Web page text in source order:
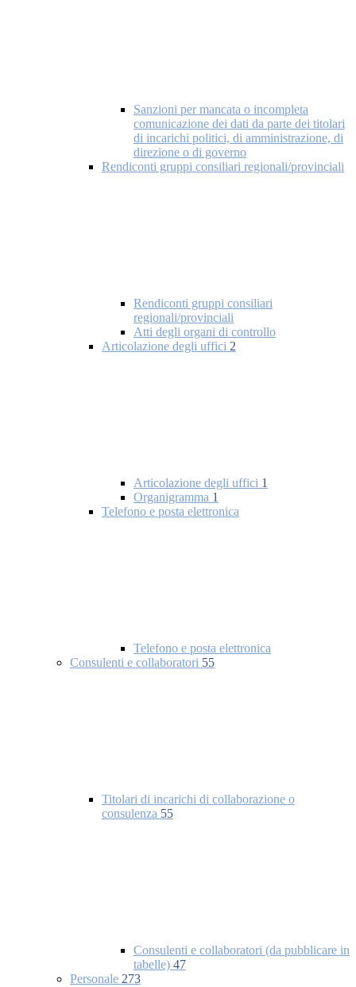
Sanzioni per mancata o incompleta
comunicazione dei dati da parte dei titolari
di incarichi politici, di amministrazione, di
direzione o di governo
Rendiconti gruppi consiliari regionali/provinciali
Rendiconti gruppi consiliari
regionali/provinciali
Atti degli organi di controllo
Articolazione degli uffici 2
Articolazione degli uffici 1
Organigramma 1
Telefono e posta elettronica
Telefono e posta elettronica
Consulenti e collaboratori 55
Titolari di incarichi di collaborazione o
consulenza 55
Consulenti e collaboratori (da pubblicare in
tabelle) 47
Personale 273